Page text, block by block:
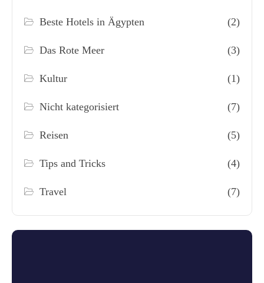
Beste Hotels in Ägypten (2)
Das Rote Meer (3)
Kultur (1)
Nicht kategorisiert (7)
Reisen (5)
Tips and Tricks (4)
Travel (7)